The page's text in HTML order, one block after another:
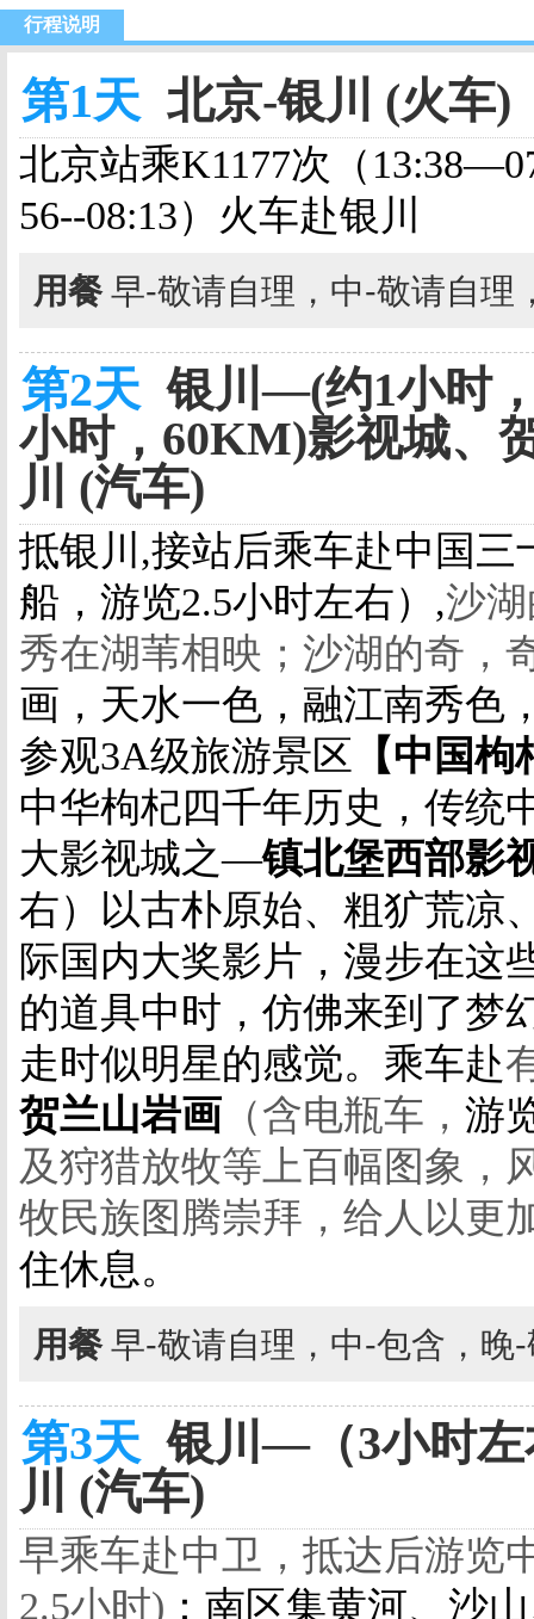
行程说明
第1天 北京-银川 (火车)
北京站乘K1177次（13:38—
56--08:13）火车赴银川
用餐 早-敬请自理，中-敬请自理
第2天 银川—(约1小时
小时，60KM)影视城、
川 (汽车)
抵银川,接站后乘车赴中国三
船，游览2.5小时左右）,沙
秀在湖苇相映；沙湖的奇，
画，天水一色，融江南秀色
参观3A级旅游景区 【中国
中华枸杞四千年历史，传统
大影视城之—镇北堡西部影
右）
以古朴原始、粗犷荒凉
际国内大奖影片 ， 漫步在这
的道具中时，仿佛来到了梦
走时似明星的感觉。乘车赴
贺兰山岩画 （含电瓶车， 游
及狩猎放牧等上百幅图象，
牧民族图腾崇拜，给人以更
住休息。
用餐 早-敬请自理，中-包含，晚
第3天 银川—（3小时
川 (汽车)
早乘车赴中卫，抵达后游览
2.5小时) ：南区集黄河、沙